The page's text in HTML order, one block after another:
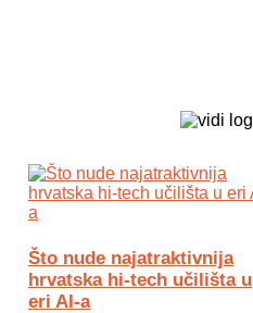
Što nude najatraktivnija
hrvatska hi-tech učilišta u
eri AI-a